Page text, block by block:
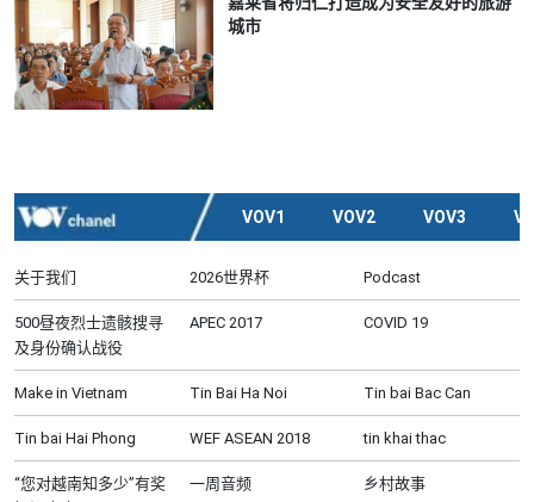
城市
VOV1 VOV2 VOV3
关于我们 2026世界杯 Podcast
500昼夜烈士遗骸搜寻
及身份确认战役
APEC 2017 COVID 19
Make in Vietnam Tin Bai Ha Noi Tin bai Bac Can
Tin bai Hai Phong WEF ASEAN 2018 tin khai thac
“您对越南知多少”有奖
一周音频 乡村故事